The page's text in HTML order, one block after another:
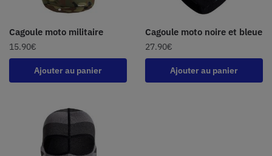
Cagoule moto militaire
15.90€
Ajouter au panier
Cagoule moto noire et bleue
27.90€
Ajouter au panier